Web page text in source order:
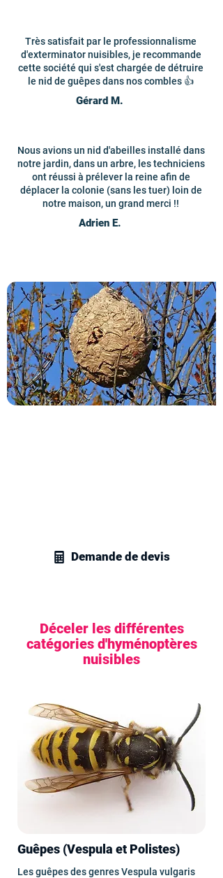
Très satisfait par le professionnalisme
d'exterminator nuisibles, je recommande
cette société qui s'est chargée de détruire
le nid de guêpes dans nos combles 👍
Gérard M.
Nous avions un nid d'abeilles installé dans
notre jardin, dans un arbre, les techniciens
ont réussi à prélever la reine afin de
déplacer la colonie (sans les tuer) loin de
notre maison, un grand merci !!
Adrien E.
Demande de devis
Déceler les différentes
catégories d'hyménoptères
nuisibles
Guêpes (Vespula et Polistes)
Les guêpes des genres Vespula vulgaris